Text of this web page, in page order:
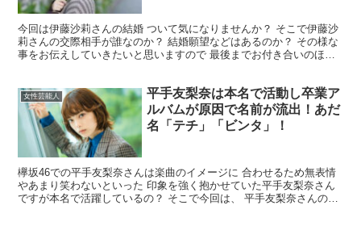
今回は伊藤沙莉さんの結婚 ついて気になりませんか？ そこで伊藤沙
莉さんの交際相手が誰なのか？ 結婚願望などはあるのか？ その様な
事をお伝えしていきたいと思いますので 最後までお付き合いのほど
女性芸能人
平手友梨奈は本名で活動し卒業ア
ルバムが原因で名前が流出！あだ
名「テチ」「ビンタ」！
欅坂46での平手友梨奈さんは楽曲のイメージに 合わせるため無表情
やあまり笑わないといった 印象を強く抱かせていた平手友梨奈さん
ですが本名で活躍しているの？ そこで今回は、 平手友梨奈さんの名